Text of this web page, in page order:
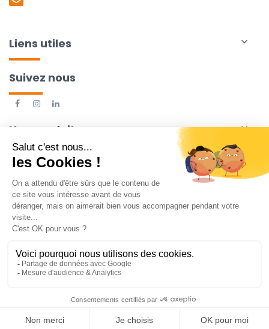
Liens utiles 
Suivez nous
Nos produits 
© 2025 Médicalement Vôtre. Tous les droits sont réservés.